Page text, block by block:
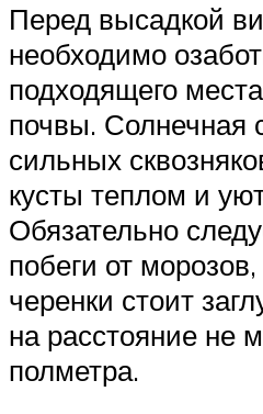
Перед высадкой
необходимо
подходящего
почвы. Солнечная
сильных
кусты теплом и
Обязательно
побеги от
черенки стоит
на расстояние не
полметра.